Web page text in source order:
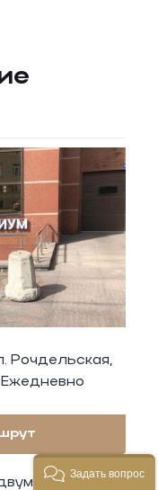
Рочдельская,
Ежедневно
пальцами
Задать вопрос